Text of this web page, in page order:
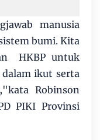
manusia
bumi. Kita
HKBP untuk
ikut serta
Robinson
PIKI Provinsi